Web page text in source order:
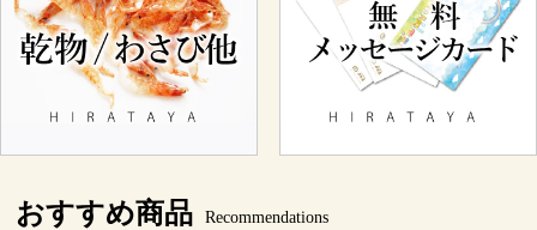
おすすめ商品 Recommendations